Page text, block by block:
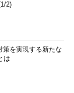
2)
策を実現する新たな
は